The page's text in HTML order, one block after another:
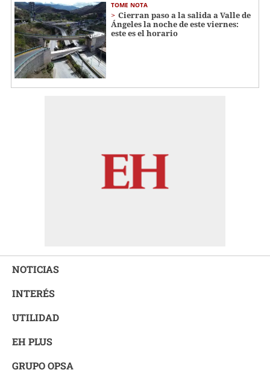
TOME NOTA
Cierran paso a la salida a Valle de
Ángeles la noche de este viernes:
este es el horario
NOTICIAS
INTERÉS
UTILIDAD
EH PLUS
GRUPO OPSA